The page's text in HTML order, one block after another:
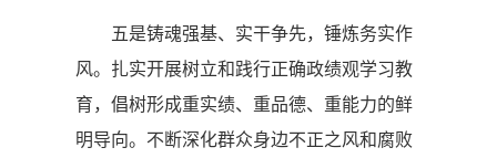
五是铸魂强基、实干争先，锤炼务实作
风。扎实开展树立和践行正确政绩观学习教
育，倡树形成重实绩、重品德、重能力的鲜
明导向。不断深化群众身边不正之风和腐败